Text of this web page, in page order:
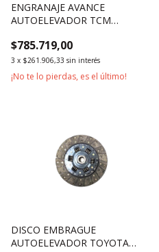
ENGRANAJE AVANCE
AUTOELEVADOR TCM
$785.719,00
3 x $261.906,33 sin interés
¡No te lo pierdas, es el último!
DISCO EMBRAGUE
AUTOELEVADOR TOYOTA